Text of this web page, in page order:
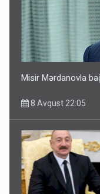
Misir Mərdanovla
8 Avqust 22:05